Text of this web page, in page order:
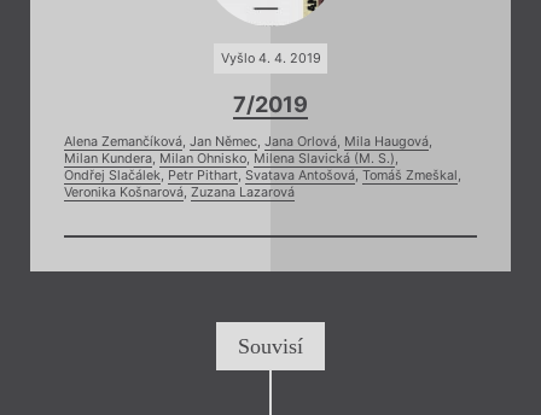
Vyšlo 4. 4. 2019
7/2019
Alena Zemančíková, Jan Němec, Jana Orlová, Mila Haugová,
Milan Kundera, Milan Ohnisko, Milena Slavická (M. S.),
Ondřej Slačálek, Petr Pithart, Svatava Antošová, Tomáš Zmeškal ,
Veronika Košnarová, Zuzana Lazarová
Souvisí